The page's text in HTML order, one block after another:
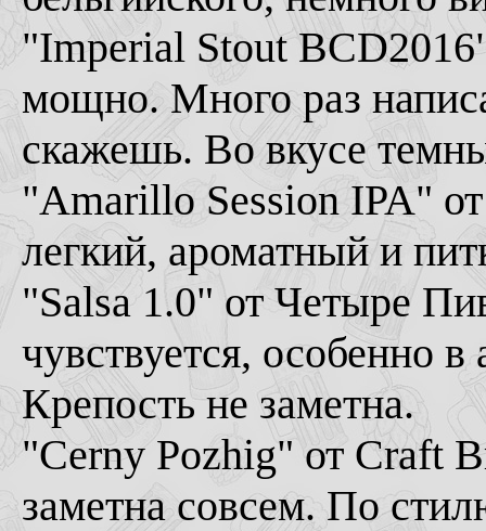
"Imperial Stout
мощно. Много раз
скажешь. Во вкусе
"Amarillo Session IPA"
легкий, ароматный и
"Salsa 1.0" от Четыре
чувствуется, особенно
Крепость не заметна.
"Cerny Pozhig" от Craft
заметна совсем. По